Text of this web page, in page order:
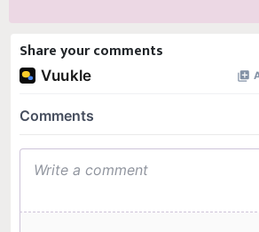
Share your comments